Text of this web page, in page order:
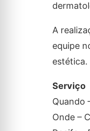
A
equipe
estética.
Serviço
Quando
Onde –